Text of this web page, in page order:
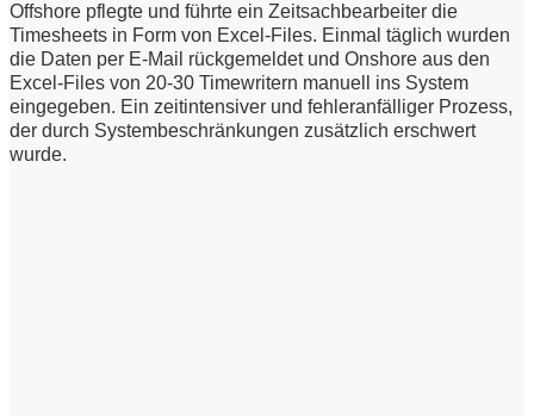
Offshore pflegte und führte ein Zeitsachbearbeiter die
Timesheets in Form von Excel-Files. Einmal täglich wurden
die Daten per E-Mail rückgemeldet und Onshore aus den
Excel-Files von 20-30 Timewritern manuell ins System
eingegeben. Ein zeitintensiver und fehleranfälliger Prozess,
der durch Systembeschränkungen zusätzlich erschwert
wurde.